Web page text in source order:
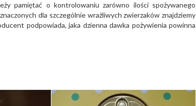
pamiętać o kontrolowaniu zarówno ilości spożywanego
dla szczególnie wrażliwych zwierzaków znajdziemy
podpowiada, jaka dzienna dawka pożywienia powinna